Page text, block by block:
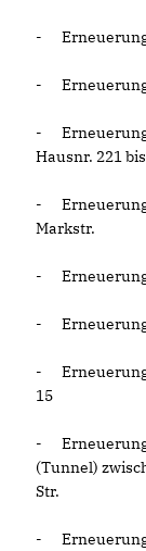
-
-
-
Hausnr. 221
-
Markstr.
-
-
-
15
-
(Tunnel)
Str.
-